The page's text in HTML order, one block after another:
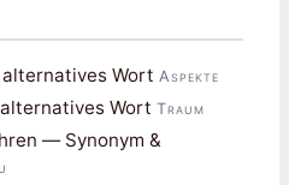
Wort Aspekte
Wort Traum
— Synonym &